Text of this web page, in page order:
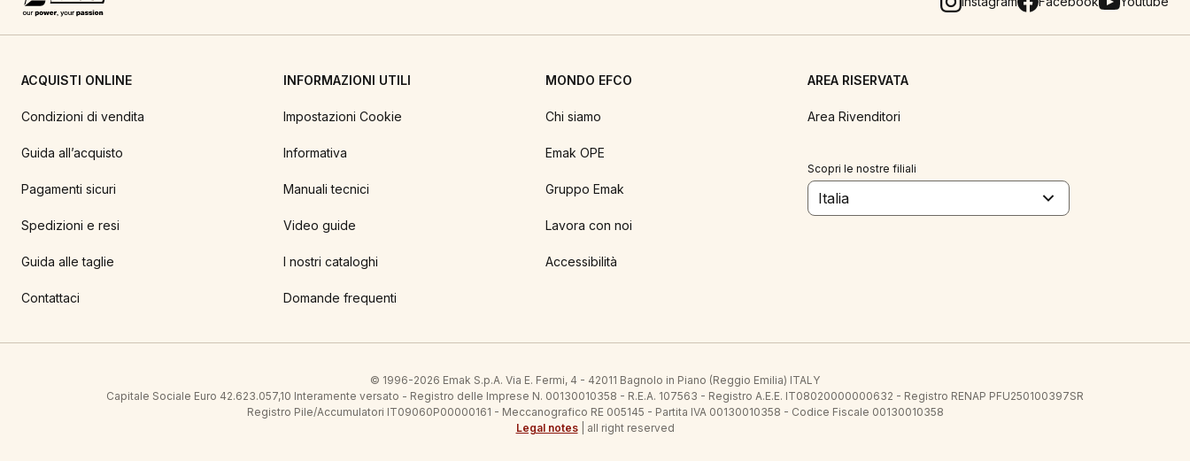
ACQUISTI ONLINE
Condizioni di vendita
Guida all’acquisto
Pagamenti sicuri
Spedizioni e resi
Guida alle taglie
Contattaci
INFORMAZIONI UTILI
Impostazioni Cookie
Informativa
Manuali tecnici
Video guide
I nostri cataloghi
Domande frequenti
MONDO EFCO
Chi siamo
Emak OPE
Gruppo Emak
Lavora con noi
Accessibilità
AREA RISERVATA
Area Rivenditori
Scopri le nostre filiali
Italia
© 1996-2026 Emak S.p.A. Via E. Fermi, 4 - 42011 Bagnolo in Piano (Reggio Emilia) ITALY
Capitale Sociale Euro 42.623.057,10 Interamente versato - Registro delle Imprese N. 00130010358 - R.E.A. 107563 - Registro A.E.E. IT08020000000632 - Registro RENAP PFU250100397SR
Registro Pile/Accumulatori IT09060P00000161 - Meccanografico RE 005145 - Partita IVA 00130010358 - Codice Fiscale 00130010358
Legal notes| all right reserved